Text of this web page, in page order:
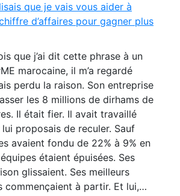
que je vais vous aider à
d’affaires pour gagner plus
que j’ai dit cette phrase à un
marocaine, il m’a regardé
perdu la raison. Son entreprise
les 8 millions de dirhams de
Il était fier. Il avait travaillé
proposais de reculer. Sauf
avaient fondu de 22% à 9% en
étaient épuisées. Ses
glissaient. Ses meilleurs
commençaient à partir. Et lui,…